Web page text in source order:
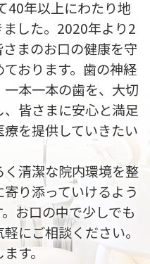
40年以上にわたり地
した。 2020年より2
まのお口の健康を守
おります。 歯の神経
本一本の歯を、大切
皆さまに安心と満足
を提供していきたい
清潔な院内環境を整
り添っていけるよう
お口の中で少しでも
にご相談ください。
す。